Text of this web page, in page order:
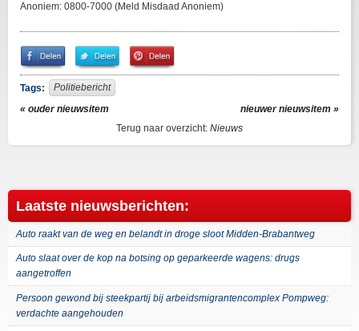
Anoniem: 0800-7000 (Meld Misdaad Anoniem)
Share
on
Facebook
Share
on
Twitter
Pin
It!
Tags:
Politiebericht
« ouder nieuwsitem
nieuwer nieuwsitem »
Terug naar overzicht: Nieuws
Laatste nieuwsberichten:
Auto raakt van de weg en belandt in droge sloot Midden-Brabantweg
Auto slaat over de kop na botsing op geparkeerde wagens: drugs
aangetroffen
Persoon gewond bij steekpartij bij arbeidsmigrantencomplex Pompweg:
verdachte aangehouden